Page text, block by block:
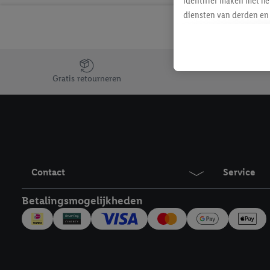
Jouw voordelen bij ons als Lidl webshop klant
Gratis retourneren
Contact Service
Betalingsmogelijkheden
diensten van derden
Als je hiervoor
eerder interesse hebt
maar het niet te
mailadres en met
Onder "Aanpassen"
Door te klikken op
technieken worden
inclusief over de
trekken, vind je in onze
over de cookies die